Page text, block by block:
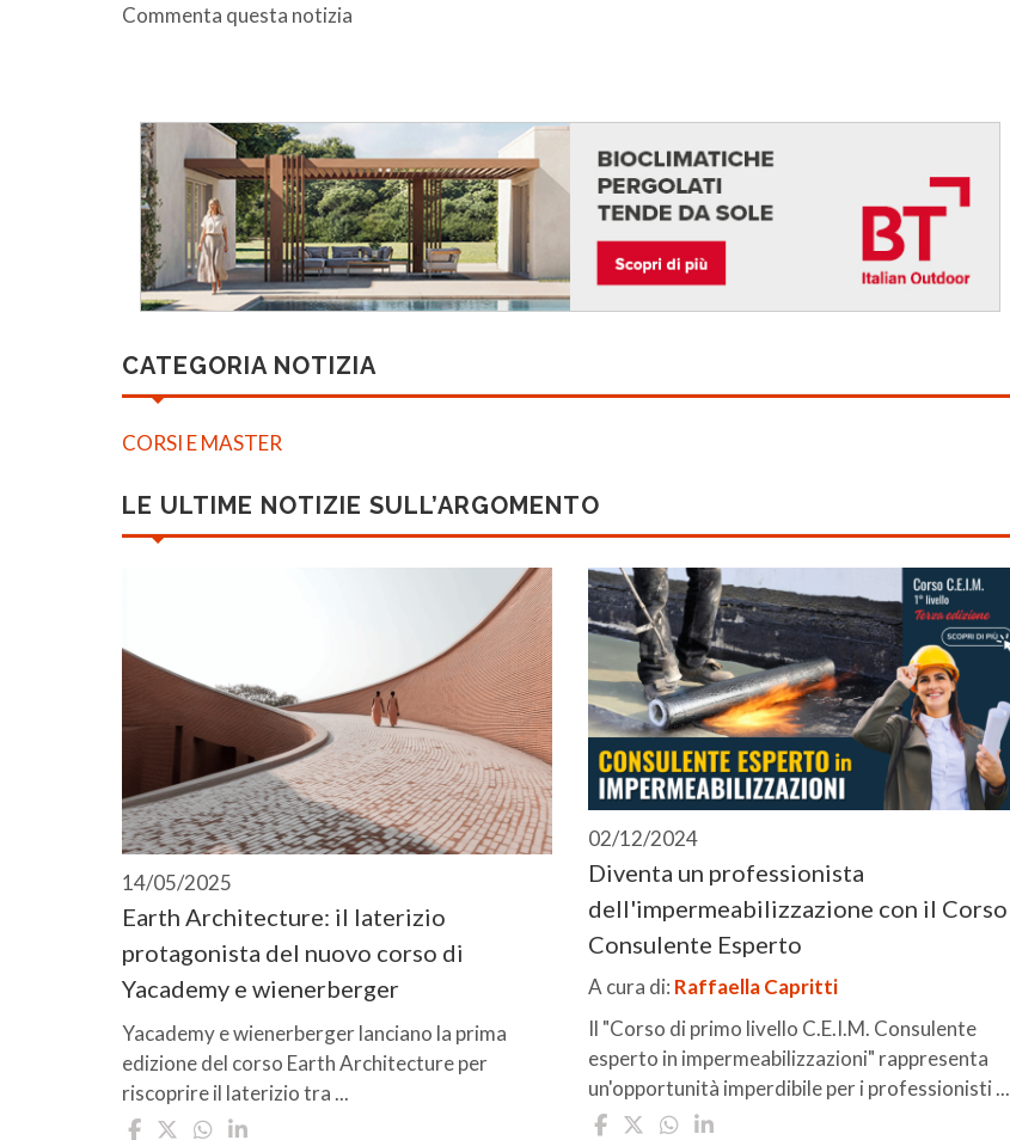
Commenta questa notizia
CATEGORIA NOTIZIA
CORSI E MASTER
LE ULTIME NOTIZIE SULL’ARGOMENTO
14/05/2025
Earth Architecture: il laterizio
protagonista del nuovo corso di
Yacademy e wienerberger
Yacademy e wienerberger lanciano la prima
edizione del corso Earth Architecture per
riscoprire il laterizio tra ...
02/12/2024
Diventa un professionista
dell'impermeabilizzazione con il Corso
Consulente Esperto
A cura di: Raffaella Capritti
Il "Corso di primo livello C.E.I.M. Consulente
esperto in impermeabilizzazioni" rappresenta
un'opportunità imperdibile per i professionisti ...